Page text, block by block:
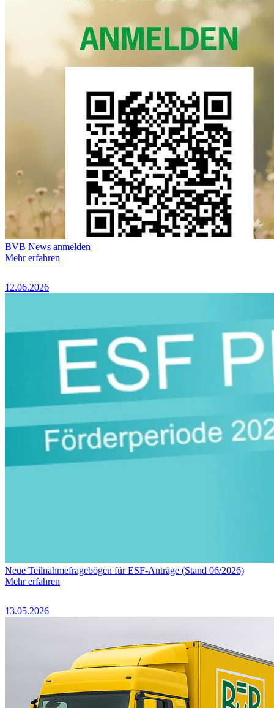
BVB News anmelden
Mehr erfahren
12.06.2026
Neue Teilnahmefragebögen für ESF-Anträge (Stand 06/2026)
Mehr erfahren
13.05.2026